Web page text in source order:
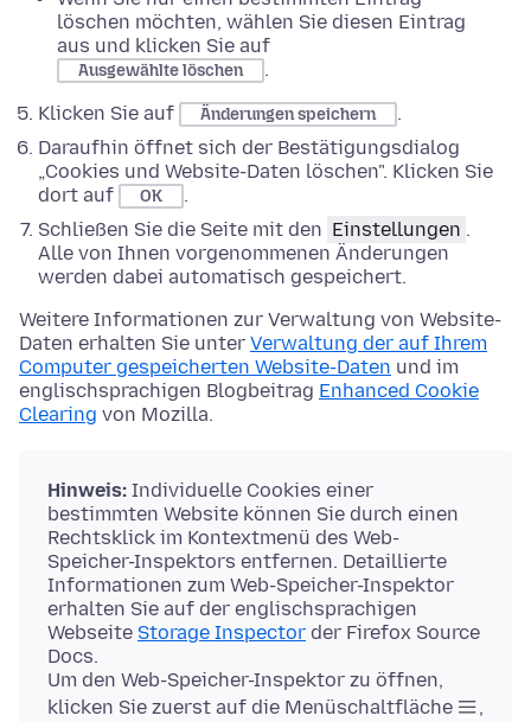
löschen möchten, wählen Sie diesen Eintrag
aus und klicken Sie auf
Ausgewählte löschen
.
Klicken Sie auf
Änderungen speichern
.
Daraufhin öffnet sich der Bestätigungsdialog
„Cookies und Website-Daten löschen". Klicken Sie
dort auf
OK
.
Schließen Sie die Seite mit den Einstellungen .
Alle von Ihnen vorgenommenen Änderungen
werden dabei automatisch gespeichert.
Weitere Informationen zur Verwaltung von Website-
Daten erhalten Sie unter Verwaltung der auf Ihrem
Computer gespeicherten Website-Daten und im
englischsprachigen Blogbeitrag Enhanced Cookie
Clearing von Mozilla.
Hinweis: Individuelle Cookies einer
bestimmten Website können Sie durch einen
Rechtsklick im Kontextmenü des Web-
Speicher-Inspektors entfernen. Detaillierte
Informationen zum Web-Speicher-Inspektor
erhalten Sie auf der englischsprachigen
Webseite Storage Inspector der Firefox Source
Docs.
Um den Web-Speicher-Inspektor zu öffnen,
klicken Sie zuerst auf die Menüschaltfläche
,